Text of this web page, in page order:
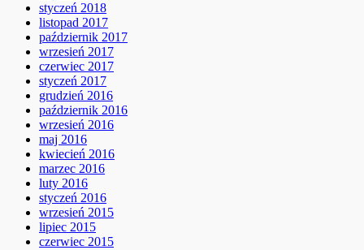
styczeń 2018
listopad 2017
październik 2017
wrzesień 2017
czerwiec 2017
styczeń 2017
grudzień 2016
październik 2016
wrzesień 2016
maj 2016
kwiecień 2016
marzec 2016
luty 2016
styczeń 2016
wrzesień 2015
lipiec 2015
czerwiec 2015